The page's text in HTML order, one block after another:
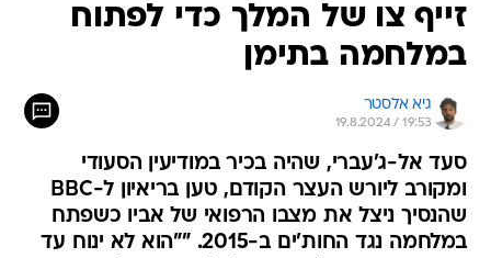
זייף צו של המלך כדי לפתוח
במלחמה בתימן
גיא אלסטר
19.8.2024 / 19:53
סעד אל-ג'עברי, שהיה בכיר במודיעין הסעודי
ומקורב ליורש העצר הקודם, טען בריאיון ל-BBC
שהנסיך ניצל את מצבו הרפואי של אביו כשפתח
במלחמה נגד החות'ים ב-2015. ""הוא לא ינוח עד